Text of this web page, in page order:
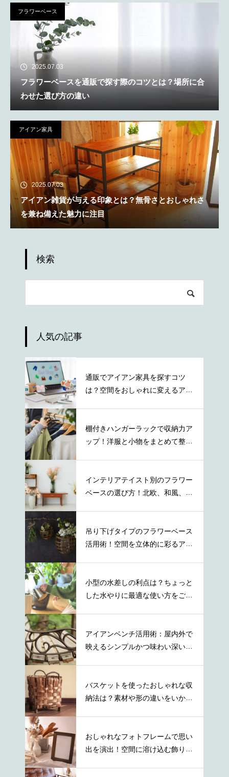
フラワーベース
2025.07.03
フラワーベースを通販で探す際のコツとは？場所に合
わせた選び方の違い
アイアン家具
2025.07.03
アイアン雑貨が与える印象とは？無骨さとおしゃれさ
を兼ね備えた魅力に注目
検索
人気の記事
通販でアイアン家具を探すコツ
は？空間をおしゃれに変えるアイ
棚付きハンガーラックで収納力ア
ップ！洋服と小物をまとめて整理
インテリアテイスト別のフラワー
ベースの選び方！北欧、和風、ナ
吊り下げタイプのフラワーベース
活用術！空間を立体的に彩るアイ
小型の水差しの利点は？ちょっと
した水やりに最適な使い方をご紹
アイアンベンチ活用術：屋内外で
映えるシンプルかつ味わい深い取
バスケットを使ったおしゃれな収
納法は？素材や形の違いをいかし
おしゃれなフォトフレームで思い
出を演出！空間に溶け込む飾り方